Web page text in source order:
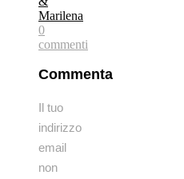
Marilena
0
commenti
Commenta
Il tuo
indirizzo
email
non